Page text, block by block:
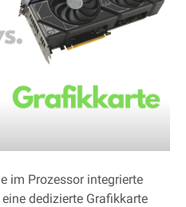
im Prozessor integrierte
dedizierte Grafikkarte